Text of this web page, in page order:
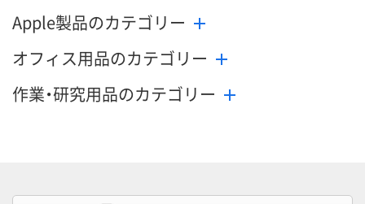
Apple製品のカテゴリー
オフィス用品のカテゴリー
作業・研究用品のカテゴリー